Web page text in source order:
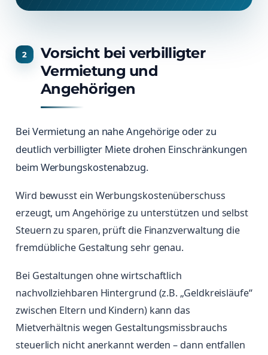
Vorsicht bei verbilligter
Vermietung und
Angehörigen
Bei Vermietung an nahe Angehörige oder zu
deutlich verbilligter Miete drohen Einschränkungen
beim Werbungskostenabzug.
Wird bewusst ein Werbungskostenüberschuss
erzeugt, um Angehörige zu unterstützen und selbst
Steuern zu sparen, prüft die Finanzverwaltung die
fremdübliche Gestaltung sehr genau.
Bei Gestaltungen ohne wirtschaftlich
nachvollziehbaren Hintergrund (z.B. „Geldkreisläufe“
zwischen Eltern und Kindern) kann das
Mietverhältnis wegen Gestaltungsmissbrauchs
steuerlich nicht anerkannt werden – dann entfallen